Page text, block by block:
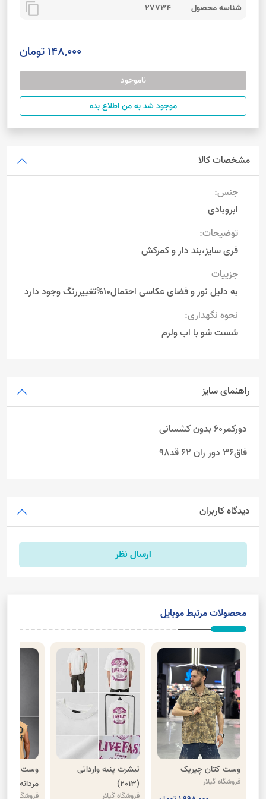
شناسه محصول 27734
content_copy
148,000 تومان
ناموجود
موجود شد به من اطلاع بده
مشخصات کالا
جنس:
ابروبادی
توضیحات:
فری سایز،بند دار و کمرکش
جزییات
به دلیل نور و فضای عکاسی احتمال10%تغییررنگ وجود دارد
نحوه نگهداری:
شست شو با اب ولرم
راهنمای سایز
دورکمر60 بدون کشسانی
فاق36 دور ران 62 قد98
دیدگاه کاربران
ارسال نظر
محصولات مرتبط موبایل
وست کتان چیریک
فروشگاه گیلار
تیشرت پنبه وارداتی
(2013)
فروشگاه گیلار
وست
مردانه(HOOD)
فروشگاه گیلار